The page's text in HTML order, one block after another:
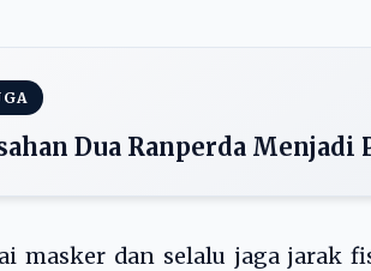
Dua Ranperda Menjadi
masker dan selalu jaga jarak